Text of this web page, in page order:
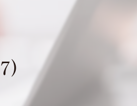
ポラインのコラム